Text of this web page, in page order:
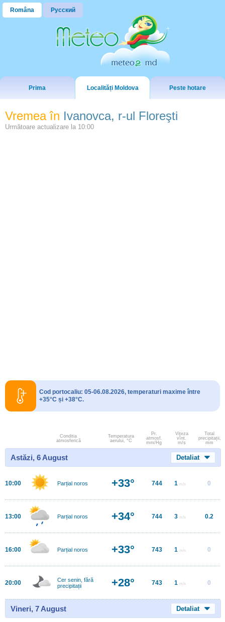
Româna Русский
Prima Localități Moldova Peste hotare
Vremea în Ivanovca, r-ul Floreşti
Următoare actualizare la 10:00
Cod portocaliu: 05-06.08.2026, temperaturi maxime între
+35°C și +38°C.
Conditia
atmosferică
Temperatura
aerului, °C
Pr.
atmosf.
mm/Hg
Viteza
vînt.
m/s
Total
precipitații,
mm
Astăzi, 6 August Detaliat
10:00 Parțial noros +33° 744 1 m/s 0
13:00 Parțial noros +34° 744 3 m/s 0.2
16:00 Parțial noros +33° 743 1 m/s 0
20:00
Cer senin, fără
precipitații
+28° 743 1 m/s 0
Vineri, 7 August Detaliat